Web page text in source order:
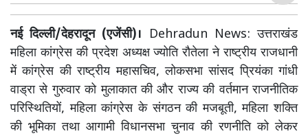
नई दिल्ली/देहरादून (एजेंसी)। Dehradun News: उत्तराखंड
महिला कांग्रेस की प्रदेश अध्यक्ष ज्योति रौतेला ने राष्ट्रीय राजधानी
में कांग्रेस की राष्ट्रीय महासचिव, लोकसभा सांसद प्रियंका गांधी
वाड्रा से गुरुवार को मुलाकात की और राज्य की वर्तमान राजनीतिक
परिस्थितियों, महिला कांग्रेस के संगठन की मजबूती, महिला शक्ति
की भूमिका तथा आगामी विधानसभा चुनाव की रणनीति को लेकर